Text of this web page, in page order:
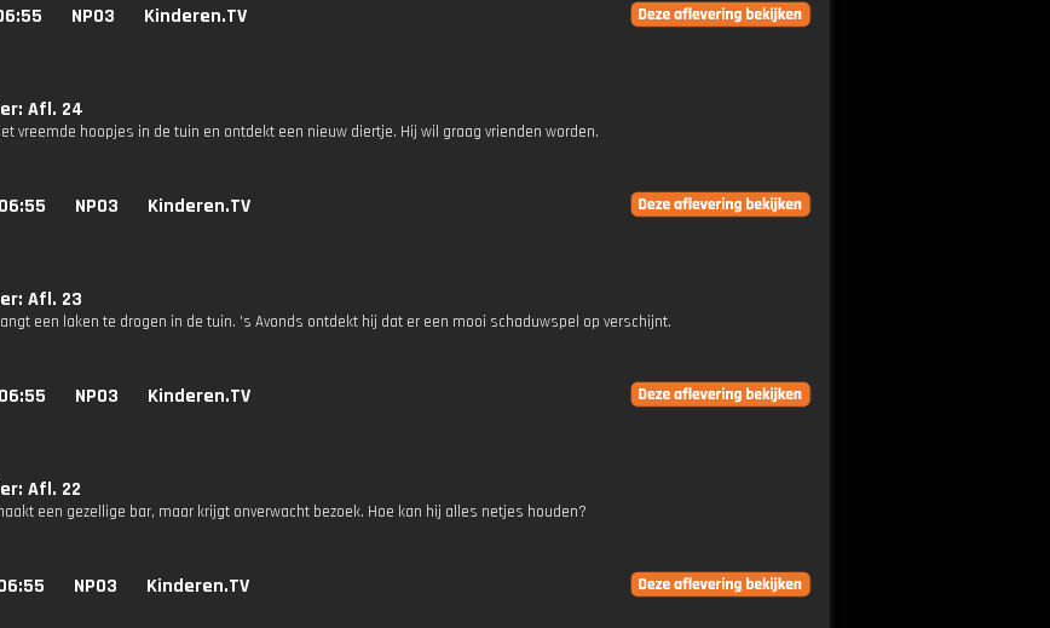
NPO3 Kinderen.TV
Afl. 24
vreemde hoopjes in de tuin en ontdekt een nieuw diertje. Hij wil graag vrienden worden.
NPO3 Kinderen.TV
Afl. 23
een laken te drogen in de tuin. 's Avonds ontdekt hij dat er een mooi schaduwspel op verschijnt.
NPO3 Kinderen.TV
Afl. 22
een gezellige bar, maar krijgt onverwacht bezoek. Hoe kan hij alles netjes houden?
NPO3 Kinderen.TV